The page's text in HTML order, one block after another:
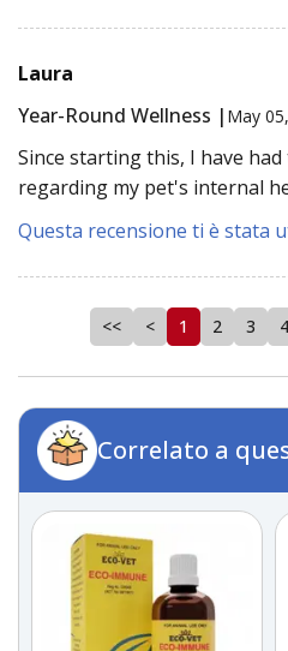
Laura
Year-Round Wellness | May
Since starting this, I have
regarding my pet's internal
Questa recensione ti è stata
<< < 1 2 3 4
Correlato a